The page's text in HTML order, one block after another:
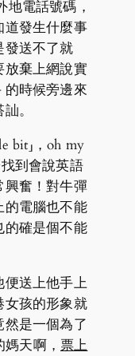
電話號碼，
道發生什麼事
發送不了就
放棄上網說實
時候旁邊來
。
bit」，oh my
找到會說英語
興奮！對牛彈
的電腦也不能
的確是個不能
便送上他手上
女孩的形象就
是一個為了
媽天啊，票上